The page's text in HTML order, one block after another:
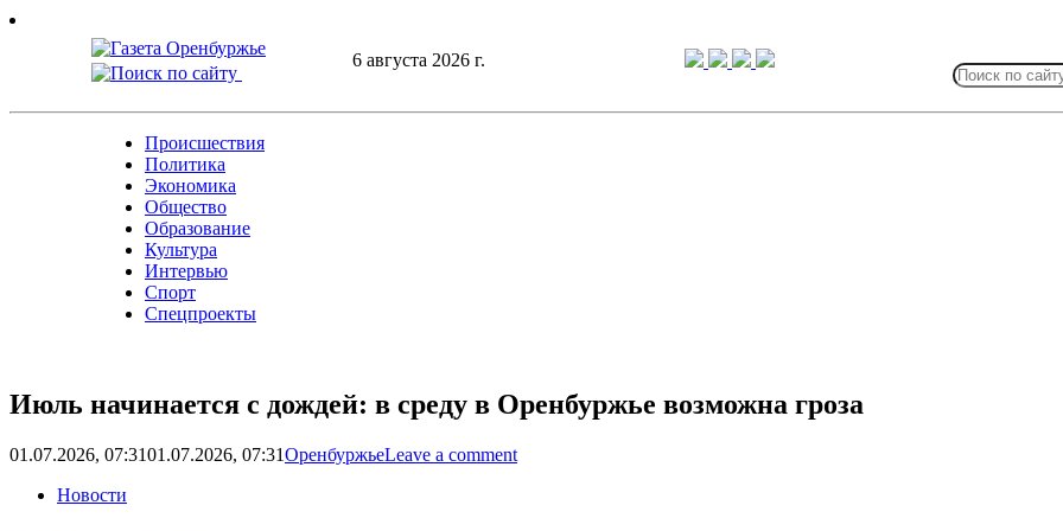
Skip
6 августа 2026 г.
for:
Происшествия
Политика
Экономика
Общество
Образование
Культура
Интервью
Спорт
Спецпроекты
Июль начинается с дождей: в среду в Оренбуржье возможна гроза
01.07.2026, 07:3101.07.2026, 07:31ОренбуржьеLeave a comment
Новости